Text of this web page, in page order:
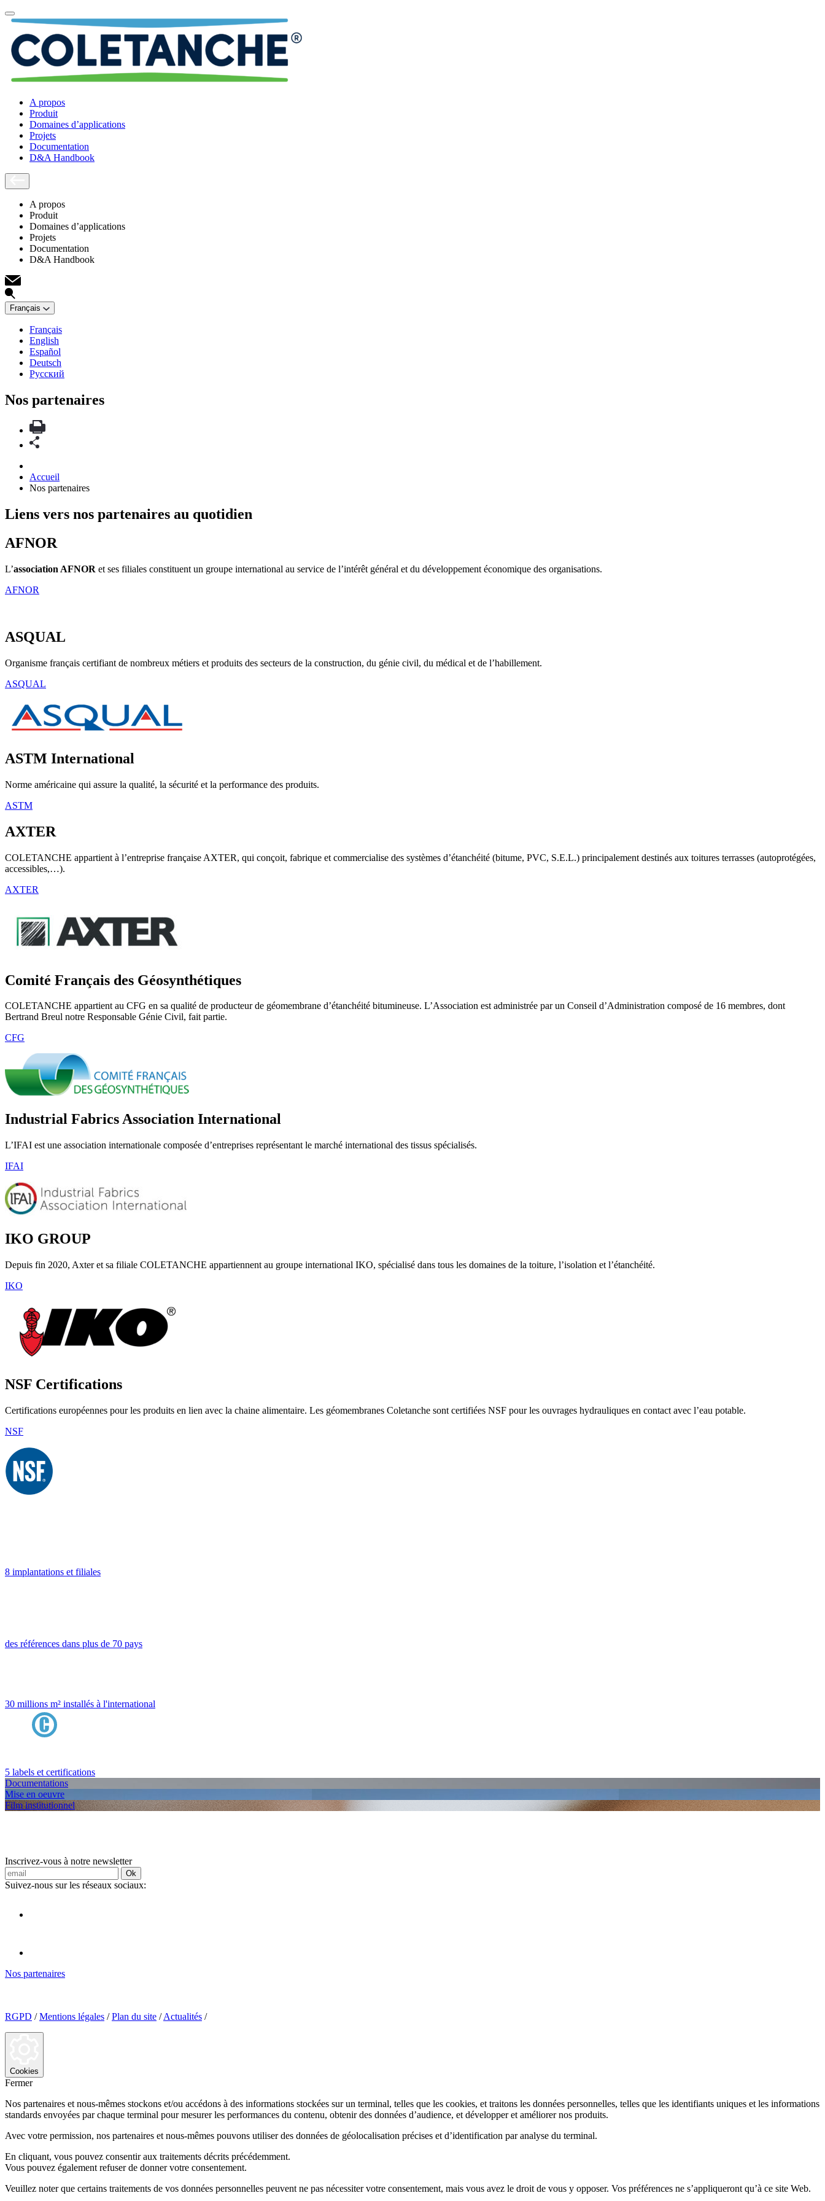
A propos
Produit
Domaines d’applications
Projets
Documentation
D&A Handbook
A propos
Produit
Domaines d’applications
Projets
Documentation
D&A Handbook
Français
Français
English
Español
Deutsch
Русский
Nos partenaires
Accueil
Nos partenaires
Liens vers nos partenaires au quotidien
AFNOR
L’association AFNOR et ses filiales constituent un groupe international au service de l’intérêt général et du développement économique des organisations.
AFNOR
ASQUAL
Organisme français certifiant de nombreux métiers et produits des secteurs de la construction, du génie civil, du médical et de l’habillement.
ASQUAL
ASTM International
Norme américaine qui assure la qualité, la sécurité et la performance des produits.
ASTM
AXTER
COLETANCHE appartient à l’entreprise française AXTER, qui conçoit, fabrique et commercialise des systèmes d’étanchéité (bitume, PVC, S.E.L.) principalement destinés aux toitures terrasses (autoprotégées,
accessibles,…).
AXTER
Comité Français des Géosynthétiques
COLETANCHE appartient au CFG en sa qualité de producteur de géomembrane d’étanchéité bitumineuse. L’Association est administrée par un Conseil d’Administration composé de 16 membres, dont
Bertrand Breul notre Responsable Génie Civil, fait partie.
CFG
Industrial Fabrics Association International
L’IFAI est une association internationale composée d’entreprises représentant le marché international des tissus spécialisés.
IFAI
IKO GROUP
Depuis fin 2020, Axter et sa filiale COLETANCHE appartiennent au groupe international IKO, spécialisé dans tous les domaines de la toiture, l’isolation et l’étanchéité.
IKO
NSF Certifications
Certifications européennes pour les produits en lien avec la chaine alimentaire. Les géomembranes Coletanche sont certifiées NSF pour les ouvrages hydrauliques en contact avec l’eau potable.
NSF
8 implantations et filiales
des références dans plus de 70 pays
30 millions m² installés à l'international
5 labels et certifications
Documentations
Mise en oeuvre
Film institutionnel
Inscrivez-vous à notre newsletter
Ok
Suivez-nous sur les réseaux sociaux:
Nos partenaires
RGPD /Mentions légales /Plan du site /Actualités /
Cookies
Fermer
Nos partenaires et nous-mêmes stockons et/ou accédons à des informations stockées sur un terminal, telles que les cookies, et traitons les données personnelles, telles que les identifiants uniques et les informations
standards envoyées par chaque terminal pour mesurer les performances du contenu, obtenir des données d’audience, et développer et améliorer nos produits.
Avec votre permission, nos partenaires et nous-mêmes pouvons utiliser des données de géolocalisation précises et d’identification par analyse du terminal.
En cliquant, vous pouvez consentir aux traitements décrits précédemment.
Vous pouvez également refuser de donner votre consentement.
Veuillez noter que certains traitements de vos données personnelles peuvent ne pas nécessiter votre consentement, mais vous avez le droit de vous y opposer. Vos préférences ne s’appliqueront qu’à ce site Web.